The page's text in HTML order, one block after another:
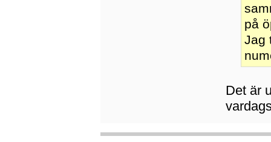
på
Jag
Det är